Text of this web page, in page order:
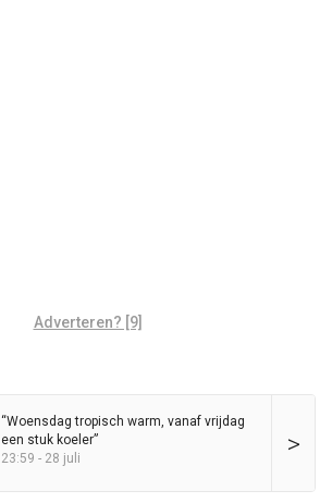
Adverteren? [9]
>
“Woensdag tropisch warm, vanaf vrijdag
een stuk koeler”
23:59 - 28 juli